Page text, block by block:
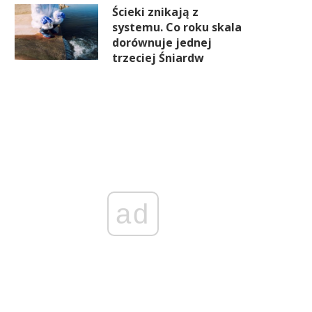
Ścieki znikają z
systemu. Co roku skala
dorównuje jednej
trzeciej Śniardw
ad